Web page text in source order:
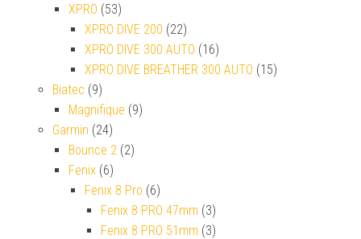
XPRO (53)
XPRO DIVE 200 (22)
XPRO DIVE 300 AUTO (16)
XPRO DIVE BREATHER 300 AUTO (15)
Biatec (9)
Magnifique (9)
Garmin (24)
Bounce 2 (2)
Fenix (6)
Fenix 8 Pro (6)
Fenix 8 PRO 47mm (3)
Fenix 8 PRO 51mm (3)